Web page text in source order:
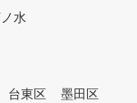
水
台東区
墨田区